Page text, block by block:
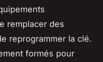
remplacer des
reprogrammer la clé.
formés pour